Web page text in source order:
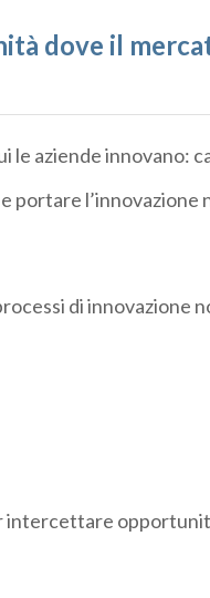
dove il
aziende innovano:
portare l’innovazione
di innovazione
intercettare